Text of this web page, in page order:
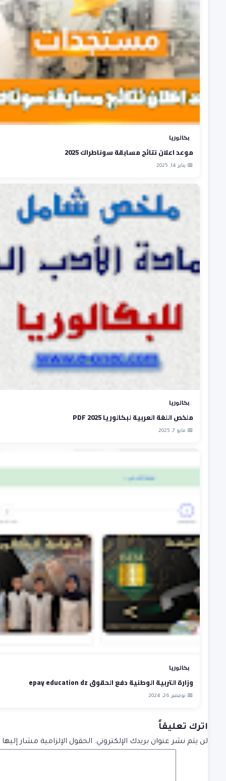
بكالوريا
موعد اعلان نتائج مسابقة سوناطراك 2025
📅 يناير 14, 2025
بكالوريا
ملخص اللغة العربية لبكالوريا 2025 PDF
📅 مايو 7, 2025
بكالوريا
وزارة التربية الوطنية دفع الحقوق epay education dz
📅 نوفمبر 26, 2024
اترك تعليقاً
لن يتم نشر عنوان بريدك الإلكتروني. الحقول الإلزامية مشار إليها